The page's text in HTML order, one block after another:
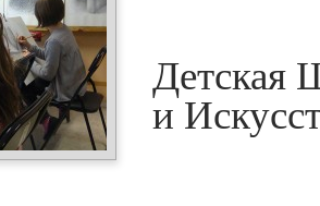
Детская
и